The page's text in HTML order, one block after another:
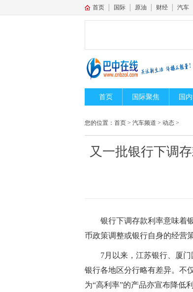
首页 国际 原油 财经 汽车
首页 国际聚焦 国
您的位置： 首页 > 汽车频道 > 动态 >
又一批银行下调
银行下调存款利率意味着
币政策调整或银行自身的经营
7月以来，江苏银行、厦
银行各地区分行略有差异。不
为“高利率”的产品亦宣布降低